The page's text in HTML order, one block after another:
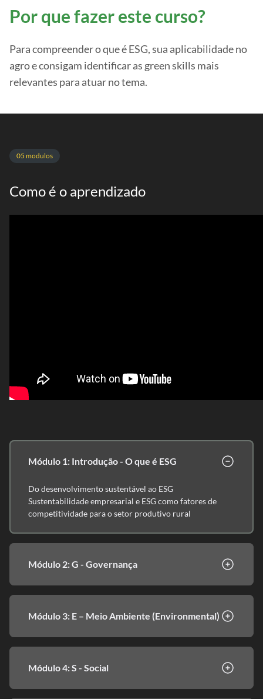
Por que fazer este curso?
Para compreender o que é ESG, sua aplicabilidade no
agro e consigam identificar as green skills mais
relevantes para atuar no tema.
05 modulos
Como é o aprendizado
Módulo 1: Introdução - O que é ESG
Do desenvolvimento sustentável ao ESG
Sustentabilidade empresarial e ESG como fatores de
competitividade para o setor produtivo rural
Módulo 2: G - Governança
Módulo 3: E – Meio Ambiente (Environmental)
Módulo 4: S - Social